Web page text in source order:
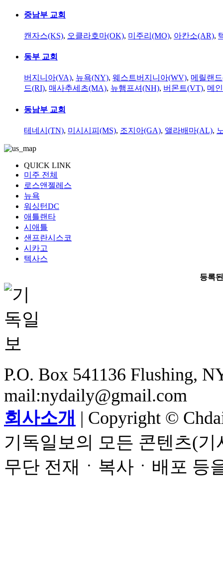
중남부 교회
캔자스(KS), 오클라호마(OK), 미주리(MO), 아칸소(AR),
동부 교회
버지니아(VA), 뉴욕(NY), 웨스트버지니아(WV), 메릴랜
드(RI), 매사추세츠(MA), 뉴햄프셔(NH), 버몬트(VT), 메
동남부 교회
테네시(TN), 미시시피(MS), 조지아(GA), 앨라배마(AL),
QUICK LINK
미주 전체
로스앤젤레스
뉴욕
워싱턴DC
애틀랜타
시애틀
샌프란시스코
시카고
텍사스
등록
P.O. Box 541136 Flushing,
mail:nydaily@gmail.com
회사소개 | Copyright ©
기독일보의 모든 콘텐츠(
무단 전재ㆍ복사ㆍ배포 등